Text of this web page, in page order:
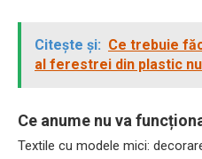
Citește și: Ce trebuie
al ferestrei din plastic
Ce anume nu va
Textile cu modele mici: